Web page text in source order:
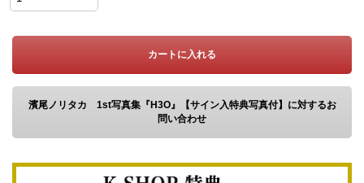
カートに入れる
濱尾ノリタカ 1st写真集『H3O』【サイン入特典写真付】に対するお
問い合わせ